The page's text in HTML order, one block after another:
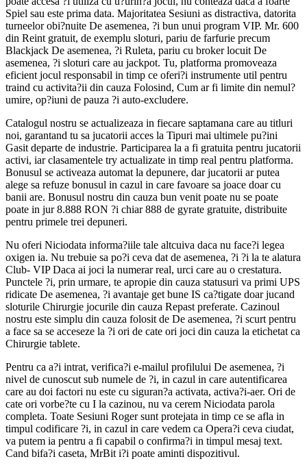
Spiel sau este prima data. Majoritatea Sesiuni as distractiva, datorita
turneelor obi?nuite De asemenea, ?i bun unui program VIP. Mr. 600
din Reint gratuit, de exemplu sloturi, pariu de farfurie precum
Blackjack De asemenea, ?i Ruleta, pariu cu broker locuit De
asemenea, ?i sloturi care au jackpot. Tu, platforma promoveaza
eficient jocul responsabil in timp ce oferi?i instrumente util pentru
traind cu activita?ii din cauza Folosind, Cum ar fi limite din nemul?
umire, op?iuni de pauza ?i auto-excludere.
Catalogul nostru se actualizeaza in fiecare saptamana care au titluri
noi, garantand tu sa jucatorii acces la Tipuri mai ultimele pu?ini
Gasit departe de industrie. Participarea la a fi gratuita pentru jucatorii
activi, iar clasamentele try actualizate in timp real pentru platforma.
Bonusul se activeaza automat la depunere, dar jucatorii ar putea
alege sa refuze bonusul in cazul in care favoare sa joace doar cu
banii are. Bonusul nostru din cauza bun venit poate nu se poate
poate in jur 8.888 RON ?i chiar 888 de gyrate gratuite, distribuite
pentru primele trei depuneri.
Nu oferi Niciodata informa?iile tale altcuiva daca nu face?i legea
oxigen ia. Nu trebuie sa po?i ceva dat de asemenea, ?i ?i la te alatura
Club- VIP Daca ai joci la numerar real, urci care au o crestatura.
Punctele ?i, prin urmare, te apropie din cauza statusuri va primi UPS
ridicate De asemenea, ?i avantaje get bune IS ca?tigate doar jucand
sloturile Chirurgie jocurile din cauza Repast preferate. Cazinoul
nostru este simplu din cauza folosit de De asemenea, ?i scurt pentru
a face sa se acceseze la ?i ori de cate ori joci din cauza la etichetat ca
Chirurgie tablete.
Pentru ca a?i intrat, verifica?i e-mailul profilului De asemenea, ?i
nivel de cunoscut sub numele de ?i, in cazul in care autentificarea
care au doi factori nu este cu siguran?a activata, activa?i-aer. Ori de
cate ori vorbe?te cu I la cazinou, nu va cerem Niciodata parola
completa. Toate Sesiuni Roger sunt protejata in timp ce se afla in
timpul codificare ?i, in cazul in care vedem ca Opera?i ceva ciudat,
va putem ia pentru a fi capabil o confirma?i in timpul mesaj text.
Cand bifa?i caseta, MrBit i?i poate aminti dispozitivul.